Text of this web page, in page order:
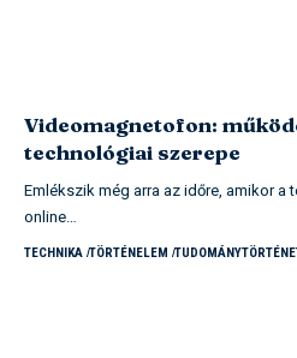
Videomagnetofon:
technológiai szerepe
Emlékszik még arra az időre, amikor a
online…
TECHNIKA TÖRTÉNELEM